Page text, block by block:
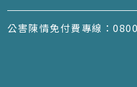
公害陳情免付費專線：